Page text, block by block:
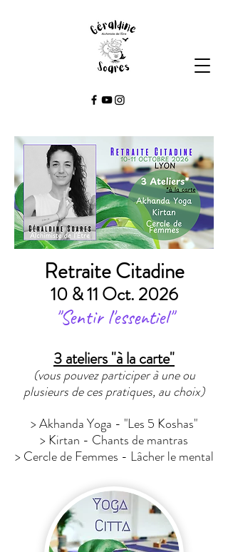
Retraite Citadine
10 & 11 Oct. 2026
"Sentir l'essentiel"
3 ateliers "à la carte"
(vous pouvez participer à une ou
plusieurs de ces pratiques, au choix)
> Akhanda Yoga - "Les 5 Koshas"
> Kirtan - Chants de mantras
> Cercle de Femmes - Lâcher le mental